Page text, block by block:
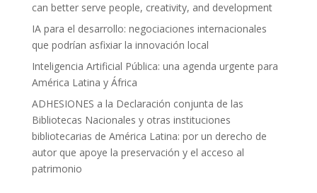
can better serve people, creativity, and development
IA para el desarrollo: negociaciones internacionales
que podrían asfixiar la innovación local
Inteligencia Artificial Pública: una agenda urgente para
América Latina y África
ADHESIONES a la Declaración conjunta de las
Bibliotecas Nacionales y otras instituciones
bibliotecarias de América Latina: por un derecho de
autor que apoye la preservación y el acceso al
patrimonio